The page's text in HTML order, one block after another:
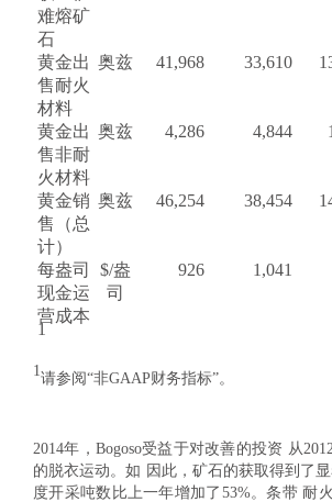
难熔矿
石
黄金出
售耐火
材料
奥兹 41,968 33,610
黄金出
售非耐
火材料
奥兹 4,286 4,844
黄金销
售（总
计）
奥兹 46,254 38,454
每盎司
现金运
营成本
1
$/盎
司
926 1,041
1 请参阅“非GAAP财务指标”。
2014年，Bogoso受益于对改善的投资 从
的脱衣运动。如 因此，矿石的获取得到了
度开采吨数比上一年增加了53%。条带 耐